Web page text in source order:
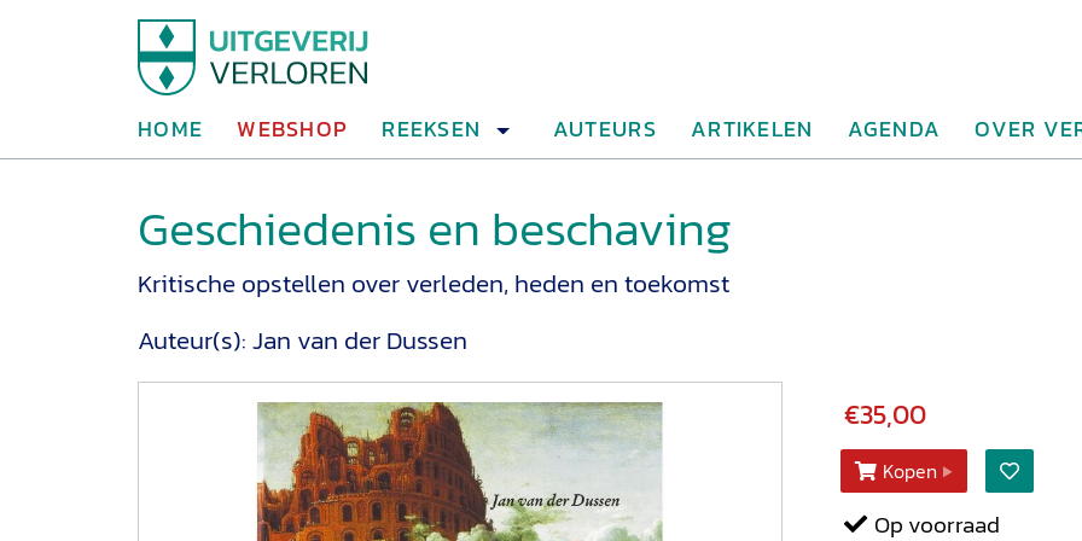
HOME WEBSHOP REEKSEN AUTEURS ARTIKELEN AGENDA OVER
Geschiedenis en beschaving
Kritische opstellen over verleden, heden en toekomst
Auteur(s):Jan van der Dussen
€35,00
Kopen
Op voorraad